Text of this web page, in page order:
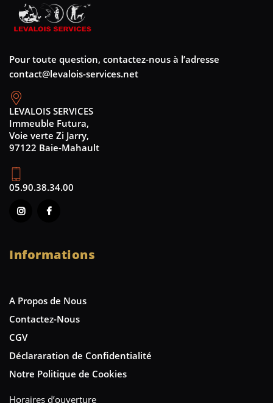
Pour toute question, contactez-nous à l’adresse
contact@levalois-services.net
LEVALOIS SERVICES
Immeuble Futura,
Voie verte Zi Jarry,
97122 Baie-Mahault
05.90.38.34.00
Informations
A Propos de Nous
Contactez-Nous
CGV
Déclararation de Confidentialité
Notre Politique de Cookies
Horaires d’ouverture